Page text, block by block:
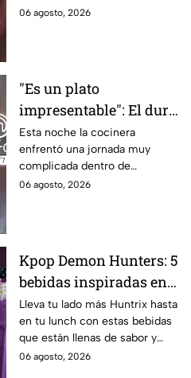
24/7
de la noche
06 agosto, 2026
"Es un plato
impresentable": El duro
regaño que hizo llorar a
Michelle dentro de
MasterChef 24/7
Esta noche la cocinera
enfrentó una jornada muy
complicada dentro de
MasterChef 24/7.
06 agosto, 2026
Kpop Demon Hunters: 5
bebidas inspiradas en
las guerreras Huntrix
para llevar a la escuela
este regreso a clases
2026; son saludables y
Lleva tu lado más Huntrix hasta
en tu lunch con estas bebidas
que están llenas de sabor y
frescura.
06 agosto, 2026